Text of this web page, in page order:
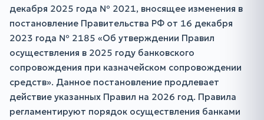
декабря 2025 года № 2021, вносящее изменения в
постановление Правительства РФ от 16 декабря
2023 года № 2185 «Об утверждении Правил
осуществления в 2025 году банковского
сопровождения при казначейском сопровождении
средств». Данное постановление продлевает
действие указанных Правил на 2026 год. Правила
регламентируют порядок осуществления банками